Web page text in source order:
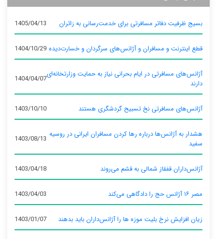
بسیج ظرفیت دفاتر مسافرتی برای خدمت‌رسانی به زائران 1405/04/13
قطع اینترنت و مسافران و آژانس‌های سرگردان و خسارت‌دیده 1404/10/29
آژانس‌های مسافرتی در ایام بحرانی نیاز به حمایت وزارتخانه‌ای
دارند
1404/04/07
آژانس‌های مسافرتی نخ تسبیح گردشگری هستند 1403/10/10
هشدار به آژانس‌ها درباره رها کردن مسافران ایرانی در روسیه
سفید
1403/08/13
آژانس‌داران قفقاز شمالی به قشم می‌روند 1403/04/18
مصر ۱۶ آژانس حج را دادگاهی می‌کند 1403/04/03
زیان افزایش نرخ بلیت موزه ها را آژانس‌داران باید بدهند 1403/01/07